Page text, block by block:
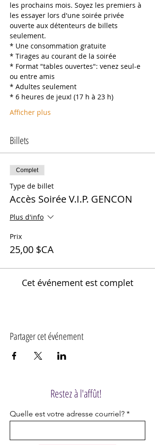
les prochains mois. Soyez les premiers à
les essayer lors d'une soirée privée
ouverte aux détenteurs de billets
seulement.
* Une consommation gratuite
* Tirages au courant de la soirée
* Format "tables ouvertes": venez seul-e
ou entre amis
* Adultes seulement
* 6 heures de jeux! (17 h à 23 h)
Afficher plus
Billets
Complet
Type de billet
Accès Soirée V.I.P. GENCON
Plus d'info
Prix
25,00 $CA
Cet événement est complet
Partager cet événement
Restez à l'affût!
Quelle est votre adresse courriel?